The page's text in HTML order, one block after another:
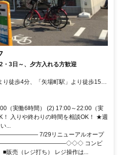
・3日～、夕方入れる方歓迎
り徒歩4分、「矢場町駅」より徒歩15分
（実働6時間） (2) 17:00～22:00（実
入りや終わりの時間を相談OK！ ★週
...
7/29リニューアルオープ
♪ ――――――――――――◇◇◇ コンビ
■販売（レジ打ち） レジ操作は...